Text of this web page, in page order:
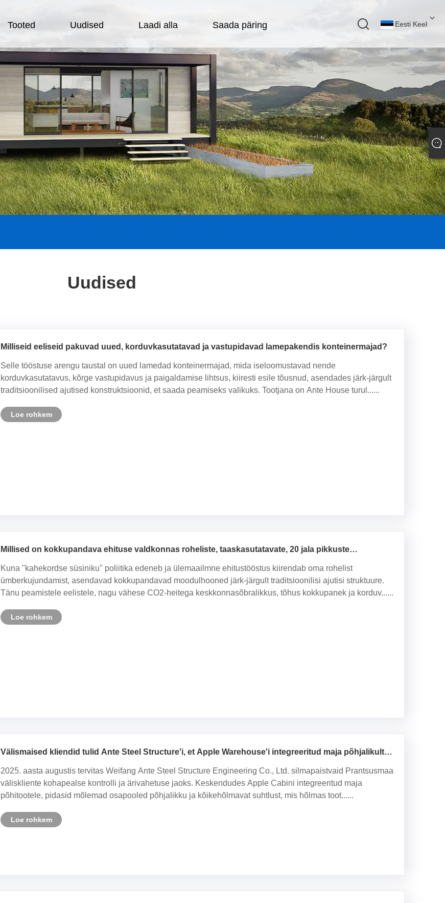
Tooted Uudised Laadi alla Saada päring Eesti Keel
Uudised
Milliseid eeliseid pakuvad uued, korduvkasutatavad ja vastupidavad lamepakendis konteinermajad?
Selle tööstuse arengu taustal on uued lamedad konteinermajad, mida iseloomustavad nende
korduvkasutatavus, kõrge vastupidavus ja paigaldamise lihtsus, kiiresti esile tõusnud, asendades järk-järgult
traditsioonilised ajutised konstruktsioonid, et saada peamiseks valikuks. Tootjana on Ante House turul......
Loe rohkem
Millised on kokkupandava ehituse valdkonnas roheliste, taaskasutatavate, 20 jala pikkuste
Kuna "kahekordse süsiniku" poliitika edeneb ja ülemaailmne ehitustööstus kiirendab oma rohelist
ümberkujundamist, asendavad kokkupandavad moodulhooned järk-järgult traditsioonilisi ajutisi struktuure.
Tänu peamistele eelistele, nagu vähese CO2-heitega keskkonnasõbralikkus, tõhus kokkupanek ja korduv......
Loe rohkem
Välismaised kliendid tulid Ante Steel Structure'i, et Apple Warehouse'i integreeritud maja põhjalikult
2025. aasta augustis tervitas Weifang Ante Steel Structure Engineering Co., Ltd. silmapaistvaid Prantsusmaa
väliskliente kohapealse kontrolli ja ärivahetuse jaoks. Keskendudes Apple Cabini integreeritud maja
põhitootele, pidasid mõlemad osapooled põhjalikku ja kõikehõlmavat suhtlust, mis hõlmas toot......
Loe rohkem